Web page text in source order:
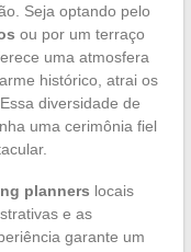
Seja optando pelo
ou por um terraço
uma atmosfera
histórico, atrai os
diversidade de
uma cerimônia fiel
planners locais
e as
garante um